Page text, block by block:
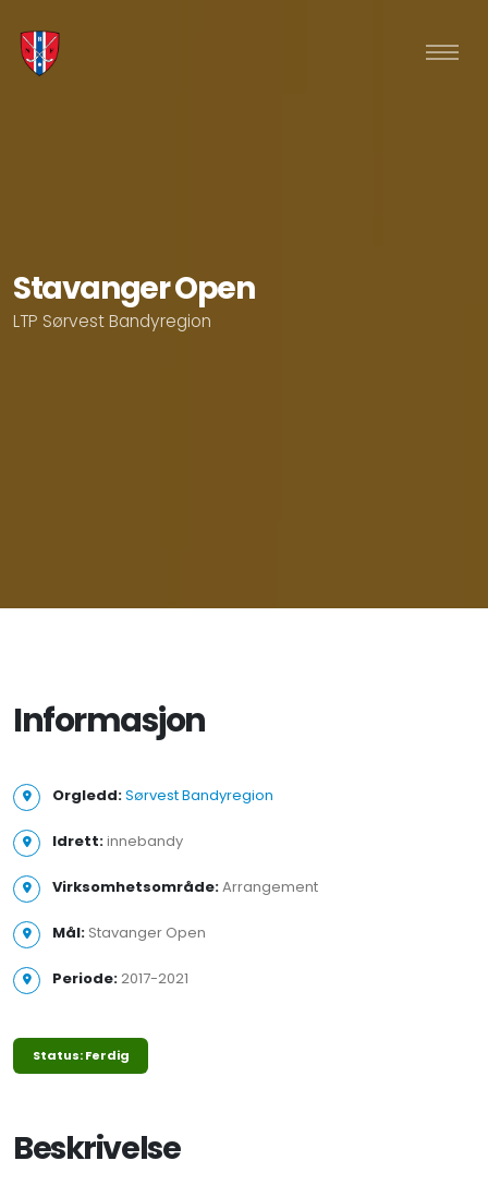
Stavanger Open
LTP Sørvest Bandyregion
Informasjon
Orgledd:Sørvest Bandyregion
Idrett:innebandy
Virksomhetsområde:Arrangement
Mål: Stavanger Open
Periode:2017-2021
Status: Ferdig
Beskrivelse